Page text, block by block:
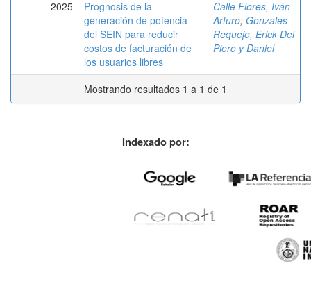
2025
Prognosis de la
generación de potencia
del SEIN para reducir
costos de facturación de
los usuarios libres
Calle Flores, Iván
Arturo; Gonzales
Requejo, Erick Del
Piero y Daniel
Mostrando resultados 1 a 1 de 1
Indexado por: